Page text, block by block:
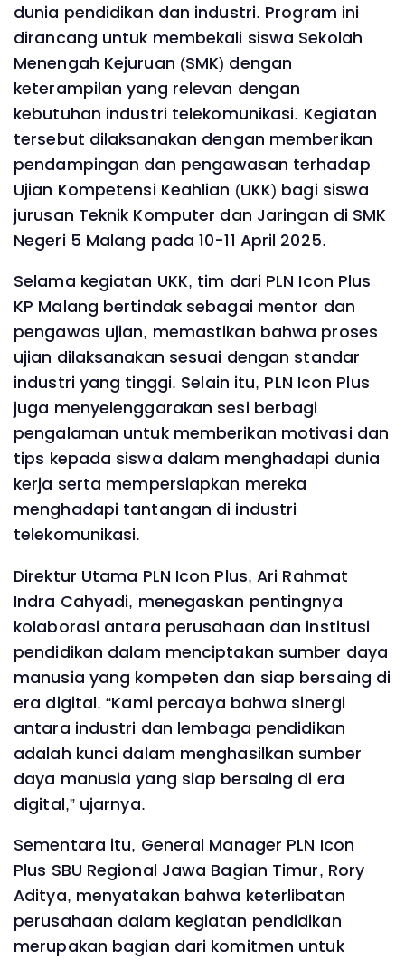
dunia pendidikan dan industri. Program ini
dirancang untuk membekali siswa Sekolah
Menengah Kejuruan (SMK) dengan
keterampilan yang relevan dengan
kebutuhan industri telekomunikasi. Kegiatan
tersebut dilaksanakan dengan memberikan
pendampingan dan pengawasan terhadap
Ujian Kompetensi Keahlian (UKK) bagi siswa
jurusan Teknik Komputer dan Jaringan di SMK
Negeri 5 Malang pada 10-11 April 2025.
Selama kegiatan UKK, tim dari PLN Icon Plus
KP Malang bertindak sebagai mentor dan
pengawas ujian, memastikan bahwa proses
ujian dilaksanakan sesuai dengan standar
industri yang tinggi. Selain itu, PLN Icon Plus
juga menyelenggarakan sesi berbagi
pengalaman untuk memberikan motivasi dan
tips kepada siswa dalam menghadapi dunia
kerja serta mempersiapkan mereka
menghadapi tantangan di industri
telekomunikasi.
Direktur Utama PLN Icon Plus, Ari Rahmat
Indra Cahyadi, menegaskan pentingnya
kolaborasi antara perusahaan dan institusi
pendidikan dalam menciptakan sumber daya
manusia yang kompeten dan siap bersaing di
era digital. “Kami percaya bahwa sinergi
antara industri dan lembaga pendidikan
adalah kunci dalam menghasilkan sumber
daya manusia yang siap bersaing di era
digital,” ujarnya.
Sementara itu, General Manager PLN Icon
Plus SBU Regional Jawa Bagian Timur, Rory
Aditya, menyatakan bahwa keterlibatan
perusahaan dalam kegiatan pendidikan
merupakan bagian dari komitmen untuk